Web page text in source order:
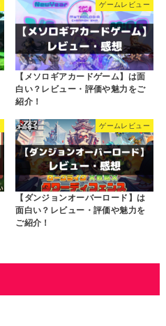
ゲームレビュー
【メソロギアカードゲーム】は面
白い？レビュー・評価や魅力をご
紹介！
ゲームレビュー
【ダンジョンオーバーロード】は
面白い？レビュー・評価や魅力を
ご紹介！